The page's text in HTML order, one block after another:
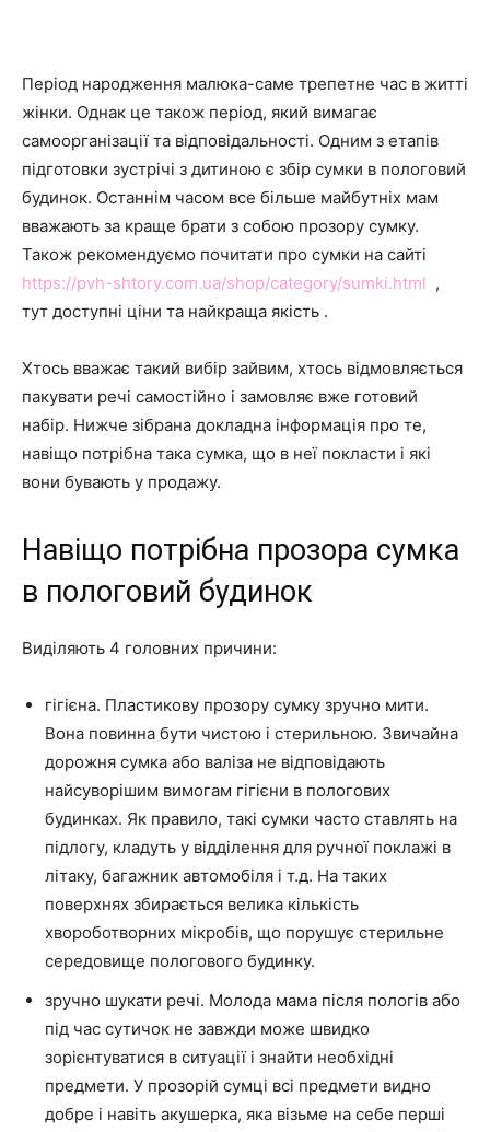
Період народження малюка-саме трепетне час в житті
жінки. Однак це також період, який вимагає
самоорганізації та відповідальності. Одним з етапів
підготовки зустрічі з дитиною є збір сумки в пологовий
будинок. Останнім часом все більше майбутніх мам
вважають за краще брати з собою прозору сумку.
Також рекомендуємо почитати про сумки на сайті
https://pvh-shtory.com.ua/shop/category/sumki.html ,
тут доступні ціни та найкраща якість .
Хтось вважає такий вибір зайвим, хтось відмовляється
пакувати речі самостійно і замовляє вже готовий
набір. Нижче зібрана докладна інформація про те,
навіщо потрібна така сумка, що в неї покласти і які
вони бувають у продажу.
Навіщо потрібна прозора сумка
в пологовий будинок
Виділяють 4 головних причини:
гігієна. Пластикову прозору сумку зручно мити.
Вона повинна бути чистою і стерильною. Звичайна
дорожня сумка або валіза не відповідають
найсуворішим вимогам гігієни в пологових
будинках. Як правило, такі сумки часто ставлять на
підлогу, кладуть у відділення для ручної поклажі в
літаку, багажник автомобіля і т.д. На таких
поверхнях збирається велика кількість
хвороботворних мікробів, що порушує стерильне
середовище пологового будинку.
зручно шукати речі. Молода мама після пологів або
під час сутичок не завжди може швидко
зорієнтуватися в ситуації і знайти необхідні
предмети. У прозорій сумці всі предмети видно
добре і навіть акушерка, яка візьме на себе перші